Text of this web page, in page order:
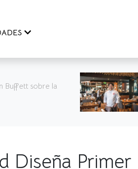
Cinco de los mejores
mundo que puedes
Diseña